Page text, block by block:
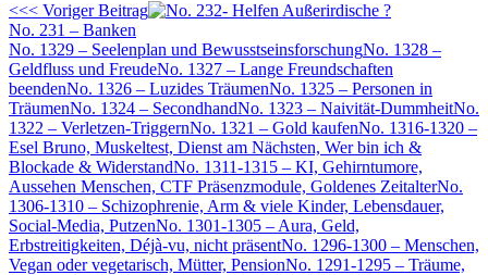
<<< Voriger Beitrag
No. 231 – Banken
No. 1329 – Seelenplan und BewusstseinsforschungNo. 1328 –
Geldfluss und FreudeNo. 1327 – Lange Freundschaften
beendenNo. 1326 – Luzides TräumenNo. 1325 – Personen in
TräumenNo. 1324 – SecondhandNo. 1323 – Naivität-DummheitNo.
1322 – Verletzen-TriggernNo. 1321 – Gold kaufenNo. 1316-1320 –
Esel Bruno, Muskeltest, Dienst am Nächsten, Wer bin ich &
Blockade & WiderstandNo. 1311-1315 – KI, Gehirntumore,
Aussehen Menschen, CTF Präsenzmodule, Goldenes ZeitalterNo.
1306-1310 – Schizophrenie, Arm & viele Kinder, Lebensdauer,
Social-Media, PutzenNo. 1301-1305 – Aura, Geld,
Erbstreitigkeiten, Déjà-vu, nicht präsentNo. 1296-1300 – Menschen,
Vegan oder vegetarisch, Mütter, PensionNo. 1291-1295 – Träume,